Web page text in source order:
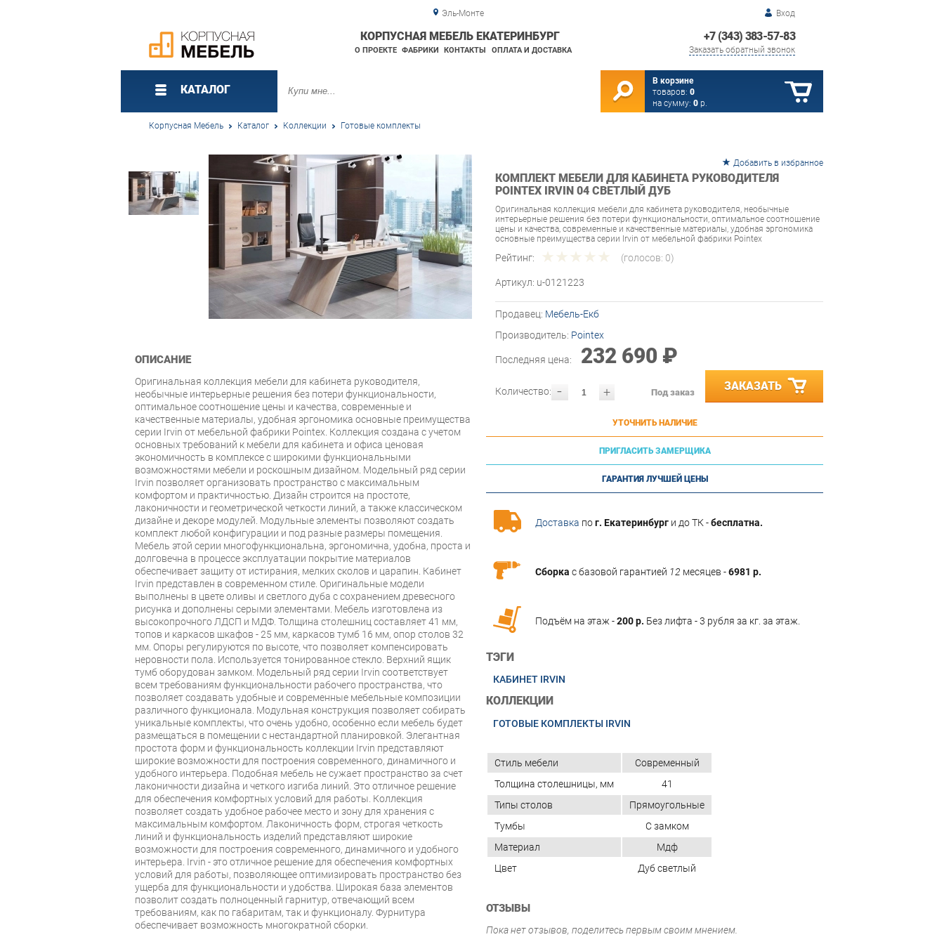
Эль-Монте Вход
+7 (343) 383-57-83
Заказать обратный звонок
КОРПУСНАЯ МЕБЕЛЬ ЕКАТЕРИНБУРГ
О ПРОЕКТЕ ФАБРИКИ КОНТАКТЫ ОПЛАТА И ДОСТАВКА
КАТАЛОГ
В корзине
товаров: 0
на сумму: 0 р.
Корпусная Мебель Каталог Коллекции Готовые комплекты
Добавить в избранное
КОМПЛЕКТ МЕБЕЛИ ДЛЯ КАБИНЕТА РУКОВОДИТЕЛЯ
POINTEX IRVIN 04 СВЕТЛЫЙ ДУБ
Оригинальная коллекция мебели для кабинета руководителя, необычные
интерьерные решения без потери функциональности, оптимальное соотношение
цены и качества, современные и качественные материалы, удобная эргономика
основные преимущества серии Irvin от мебельной фабрики Pointex
Рейтинг: (голосов: 0)
Артикул: u-0121223
Продавец: Мебель-Екб
Производитель: Pointex
Последняя цена: 232 690 ₽
- +
Количество: Под заказ ЗАКАЗАТЬ
УТОЧНИТЬ НАЛИЧИЕ
ПРИГЛАСИТЬ ЗАМЕРЩИКА
ГАРАНТИЯ ЛУЧШЕЙ ЦЕНЫ
Доставка пог. Екатеринбург и до ТК -бесплатна.
Сборка с базовой гарантией 12 месяцев -6981 р.
Подъём на этаж -200 р. Без лифта - 3 рубля за кг. за этаж.
ТЭГИ
КАБИНЕТ IRVIN
КОЛЛЕКЦИИ
ГОТОВЫЕ КОМПЛЕКТЫ IRVIN
ОПИСАНИЕ
Оригинальная коллекция мебели для кабинета руководителя,
необычные интерьерные решения без потери функциональности,
оптимальное соотношение цены и качества, современные и
качественные материалы, удобная эргономика основные преимущества
серии Irvin от мебельной фабрики Pointex. Коллекция создана с учетом
основных требований к мебели для кабинета и офиса ценовая
экономичность в комплексе с широкими функциональными
возможностями мебели и роскошным дизайном. Модельный ряд серии
Irvin позволяет организовать пространство с максимальным
комфортом и практичностью. Дизайн строится на простоте,
лаконичности и геометрической четкости линий, а также классическом
дизайне и декоре модулей. Модульные элементы позволяют создать
комплект любой конфигурации и под разные размеры помещения.
Мебель этой серии многофункциональна, эргономична, удобна, проста и
долговечна в процессе эксплуатации покрытие материалов
обеспечивает защиту от истирания, мелких сколов и царапин. Кабинет
Irvin представлен в современном стиле. Оригинальные модели
выполнены в цвете оливы и светлого дуба с сохранением древесного
рисунка и дополнены серыми элементами. Мебель изготовлена из
высокопрочного ЛДСП и МДФ. Толщина столешниц составляет 41 мм,
топов и каркасов шкафов - 25 мм, каркасов тумб 16 мм, опор столов 32
мм. Опоры регулируются по высоте, что позволяет компенсировать
неровности пола. Используется тонированное стекло. Верхний ящик
тумб оборудован замком. Модельный ряд серии Irvin соответствует
всем требованиям функциональности рабочего пространства, что
позволяет создавать удобные и современные мебельные композиции
различного функционала. Модульная конструкция позволяет собирать
уникальные комплекты, что очень удобно, особенно если мебель будет
размещаться в помещении с нестандартной планировкой. Элегантная
простота форм и функциональность коллекции Irvin представляют
широкие возможности для построения современного, динамичного и
удобного интерьера. Подобная мебель не сужает пространство за счет
лаконичности дизайна и четкого изгиба линий. Это отличное решение
для обеспечения комфортных условий для работы. Коллекция
позволяет создать удобное рабочее место и зону для хранения с
максимальным комфортом. Лаконичность форм, строгая четкость
линий и функциональность изделий представляют широкие
возможности для построения современного, динамичного и удобного
интерьера. Irvin - это отличное решение для обеспечения комфортных
условий для работы, позволяющее оптимизировать пространство без
ущерба для функциональности и удобства. Широкая база элементов
позволит создать полноценный гарнитур, отвечающий всем
требованиям, как по габаритам, так и функционалу. Фурнитура
обеспечивает возможность многократной сборки.
Стиль мебели
Современный
Толщина столешницы, мм
41
Типы столов
Прямоугольные
Тумбы
С замком
Материал
Мдф
Цвет
Дуб светлый
ОТЗЫВЫ
Пока нет отзывов, поделитесь первым своим мнением.